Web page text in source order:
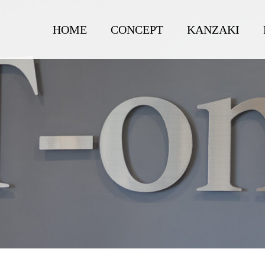
HOME CONCEPT KANZAKI